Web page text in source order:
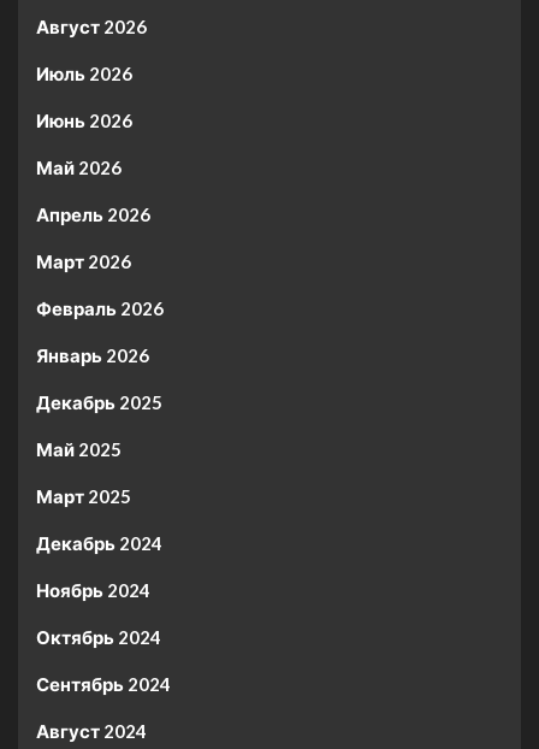
Август 2026
Июль 2026
Июнь 2026
Май 2026
Апрель 2026
Март 2026
Февраль 2026
Январь 2026
Декабрь 2025
Май 2025
Март 2025
Декабрь 2024
Ноябрь 2024
Октябрь 2024
Сентябрь 2024
Август 2024